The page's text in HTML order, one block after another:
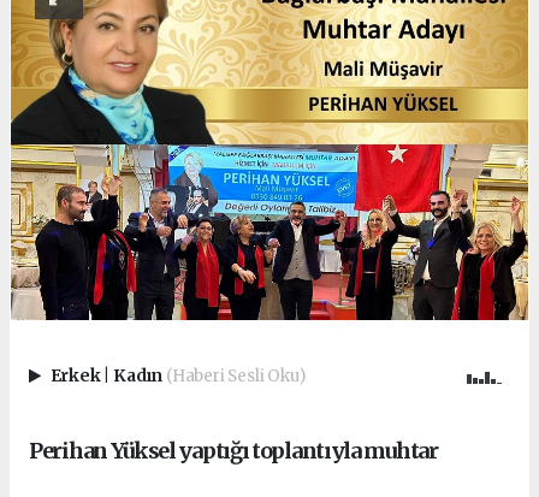
Erkek Kadın (Haberi Sesli Oku)
Perihan Yüksel yaptığı toplantıyla muhtar